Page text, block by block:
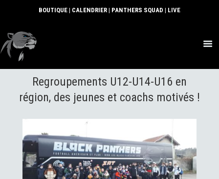
BOUTIQUE | CALENDRIER | PANTHERS SQUAD | LIVE
ACTUS
SECTIONS
CLUB
PARTENAIRES
CONTACT
Regroupements U12-U14-U16 en
région, des jeunes et coachs motivés !